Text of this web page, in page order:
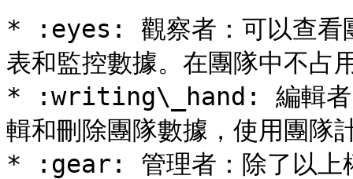
* :eyes: 觀察者：可以查看
表和監控數據。在團隊中不占
* :writing\_hand: 編輯者：
輯和刪除團隊數據，使用團隊
* :gear: 管理者：除了以上